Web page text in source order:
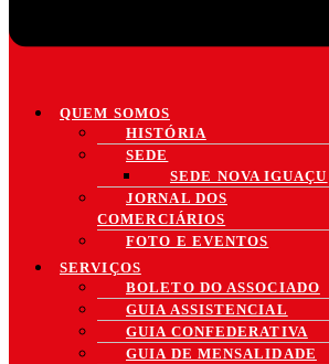
QUEM SOMOS
HISTÓRIA
SEDE
SEDE NOVA IGUAÇU
JORNAL DOS
COMERCIÁRIOS
FOTO E EVENTOS
SERVIÇOS
BOLETO DO ASSOCIADO
GUIA ASSISTENCIAL
GUIA CONFEDERATIVA
GUIA DE MENSALIDADE